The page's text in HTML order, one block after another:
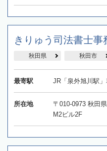
きりゅう司法書士事
秋田県 秋田市
最寄駅 JR「泉外旭川駅」
所在地
〒010-0973 秋田
M2ビル2F